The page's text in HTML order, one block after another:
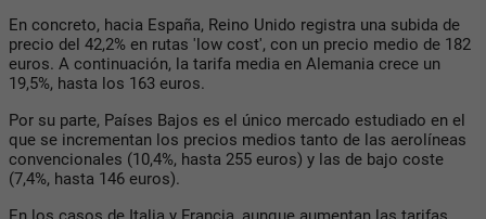
En concreto, hacia España, Reino Unido registra una subida de
precio del 42,2% en rutas 'low cost', con un precio medio de 182
euros. A continuación, la tarifa media en Alemania crece un
19,5%, hasta los 163 euros.
Por su parte, Países Bajos es el único mercado estudiado en el
que se incrementan los precios medios tanto de las aerolíneas
convencionales (10,4%, hasta 255 euros) y las de bajo coste
(7,4%, hasta 146 euros).